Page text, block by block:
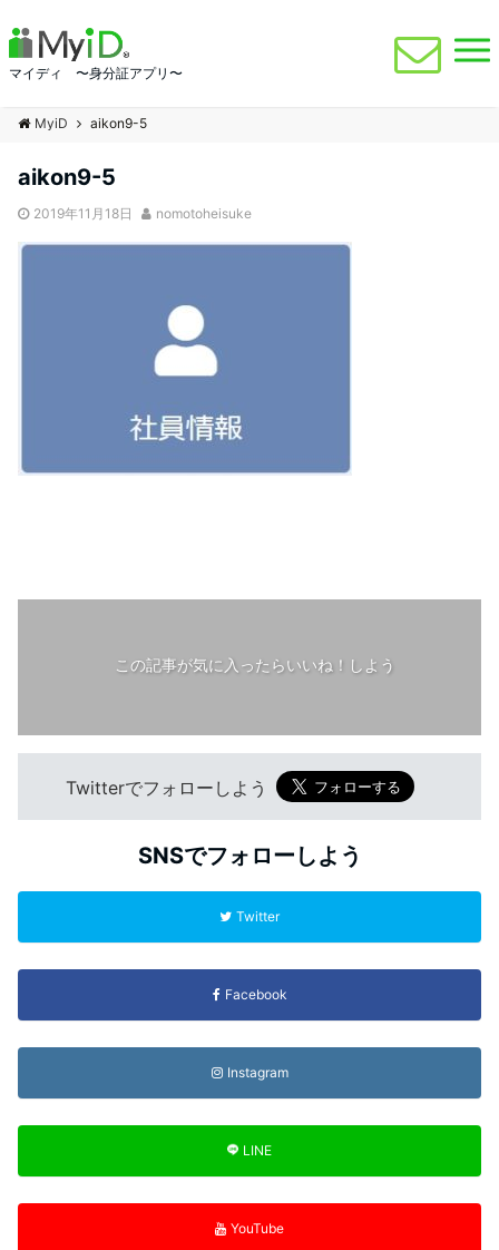
マイディ 〜身分証アプリ〜
MyiD aikon9-5
aikon9-5
2019年11月18日 nomotoheisuke
この記事が気に入ったらいいね！しよう
Twitterでフォローしよう
SNSでフォローしよう
Twitter
Facebook
Instagram
LINE
YouTube